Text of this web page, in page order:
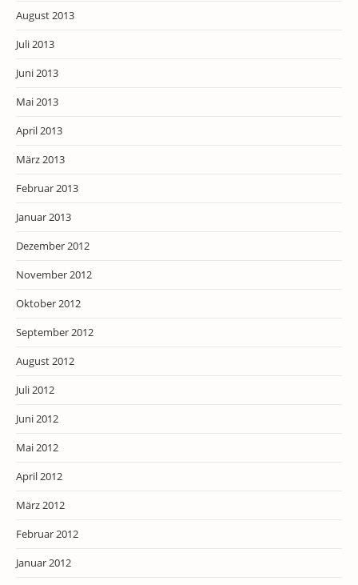
August 2013
Juli 2013
Juni 2013
Mai 2013
April 2013
März 2013
Februar 2013
Januar 2013
Dezember 2012
November 2012
Oktober 2012
September 2012
August 2012
Juli 2012
Juni 2012
Mai 2012
April 2012
März 2012
Februar 2012
Januar 2012